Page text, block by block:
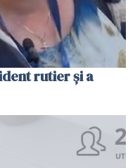
rutier și a